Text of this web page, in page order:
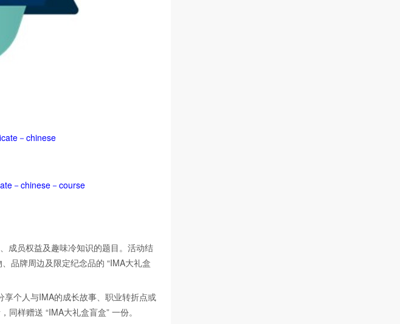
－chinese
－chinese－course
成员权益及趣味冷知识的题目。活动结
品牌周边及限定纪念品的 “IMA大礼盒
享个人与IMA的成长故事、职业转折点或
样赠送 “IMA大礼盒盲盒” 一份。